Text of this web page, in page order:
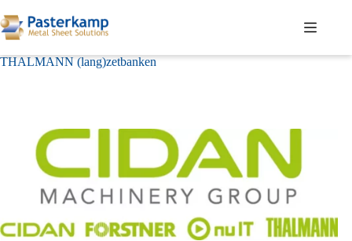
naar
de
THALMANN (lang)zetbanken